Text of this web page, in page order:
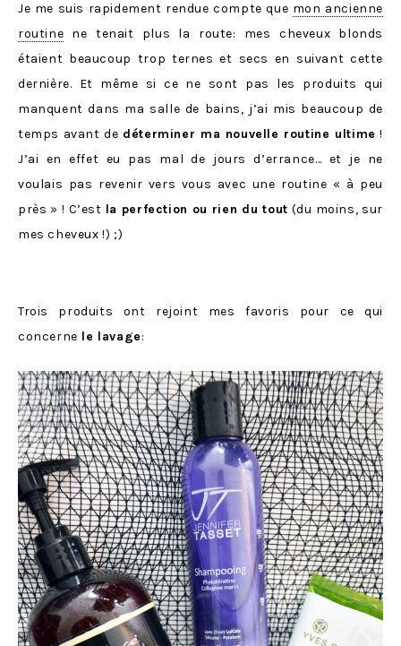
Je me suis rapidement rendue compte que mon ancienne
routine ne tenait plus la route: mes cheveux blonds
étaient beaucoup trop ternes et secs en suivant cette
dernière. Et même si ce ne sont pas les produits qui
manquent dans ma salle de bains, j’ai mis beaucoup de
temps avant de déterminer ma nouvelle routine ultime !
J’ai en effet eu pas mal de jours d’errance… et je ne
voulais pas revenir vers vous avec une routine « à peu
près » ! C’est la perfection ou rien du tout (du moins, sur
mes cheveux !) ;)
Trois produits ont rejoint mes favoris pour ce qui
concerne le lavage: